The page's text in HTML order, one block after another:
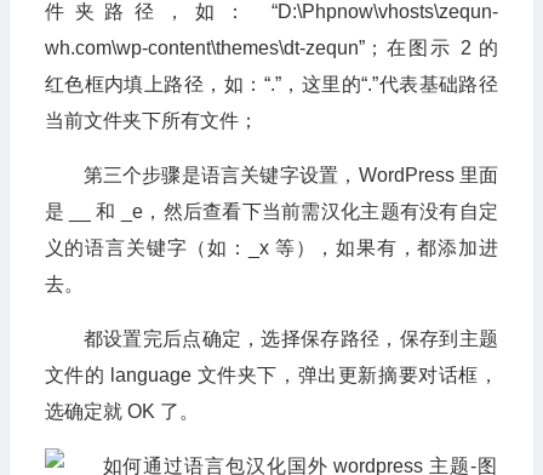
件夹路径，如： “D:\Phpnow\vhosts\zequn-
wh.com\wp-content\themes\dt-zequn”；在图示 2 的
红色框内填上路径，如：“.”，这里的“.”代表基础路径
当前文件夹下所有文件；
第三个步骤是语言关键字设置，WordPress 里面
是 __ 和 _e，然后查看下当前需汉化主题有没有自定
义的语言关键字（如：_x 等），如果有，都添加进
去。
都设置完后点确定，选择保存路径，保存到主题
文件的 language 文件夹下，弹出更新摘要对话框，
选确定就 OK 了。